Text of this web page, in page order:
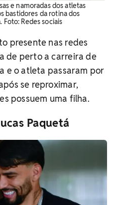
e namoradas dos atletas
bastidores da rotina dos
Foto: Redes sociais
presente nas redes
de perto a carreira de
e o atleta passaram por
se reproximar,
possuem uma filha.
Paquetá